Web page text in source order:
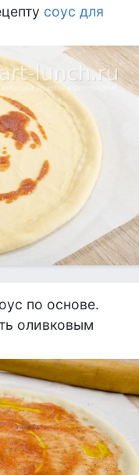
соус для
по основе.
оливковым